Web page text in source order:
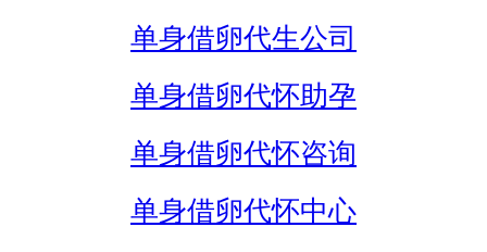
单身借卵代生公司
单身借卵代怀助孕
单身借卵代怀咨询
单身借卵代怀中心